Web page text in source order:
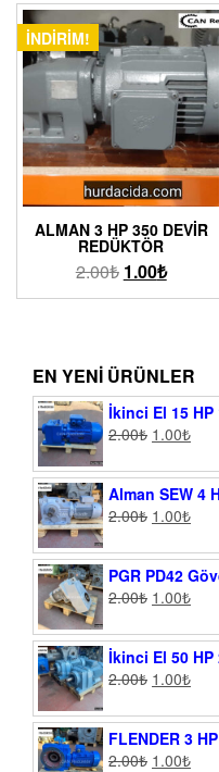
İNDIRIM!
ALMAN 3 HP 350 DEVIR
REDÜKTÖR
2.00₺ 1.00₺
EN YENI ÜRÜNLER
İkinci El 15 HP
2.00₺ 1.00₺
Alman SEW 4
2.00₺ 1.00₺
PGR PD42
2.00₺ 1.00₺
İkinci El 50 HP
2.00₺ 1.00₺
FLENDER 3
2.00₺ 1.00₺